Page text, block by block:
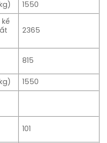
1550
2365
815
1550
101